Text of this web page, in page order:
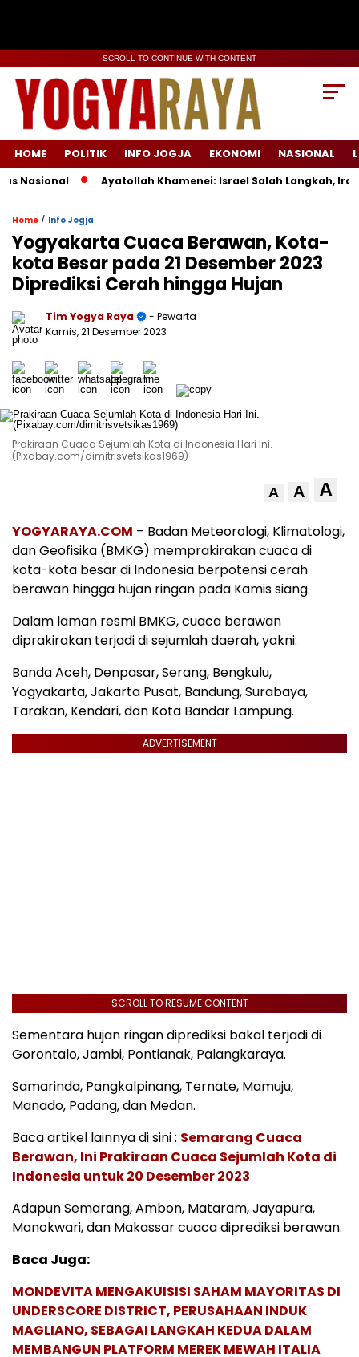
SCROLL TO CONTINUE WITH CONTENT
HOME POLITIK INFO JOGJA EKONOMI NASIONAL
Ayatollah Khamenei: Israel Salah Langkah, Iran
Home / Info Jogja
Yogyakarta Cuaca Berawan, Kota-
kota Besar pada 21 Desember 2023
Diprediksi Cerah hingga Hujan
Tim Yogya Raya
- Pewarta
Kamis, 21 Desember 2023
Prakiraan Cuaca Sejumlah Kota di Indonesia Hari Ini.
(Pixabay.com/dimitrisvetsikas1969)
A A A
YOGYARAYA.COM – Badan Meteorologi, Klimatologi,
dan Geofisika (BMKG) memprakirakan cuaca di
kota-kota besar di Indonesia berpotensi cerah
berawan hingga hujan ringan pada Kamis siang.
Dalam laman resmi BMKG, cuaca berawan
diprakirakan terjadi di sejumlah daerah, yakni:
Banda Aceh, Denpasar, Serang, Bengkulu,
Yogyakarta, Jakarta Pusat, Bandung, Surabaya,
Tarakan, Kendari, dan Kota Bandar Lampung.
ADVERTISEMENT
SCROLL TO RESUME CONTENT
Sementara hujan ringan diprediksi bakal terjadi di
Gorontalo, Jambi, Pontianak, Palangkaraya.
Samarinda, Pangkalpinang, Ternate, Mamuju,
Manado, Padang, dan Medan.
Baca artikel lainnya di sini : Semarang Cuaca
Berawan, Ini Prakiraan Cuaca Sejumlah Kota di
Indonesia untuk 20 Desember 2023
Adapun Semarang, Ambon, Mataram, Jayapura,
Manokwari, dan Makassar cuaca diprediksi berawan.
Baca Juga:
MONDEVITA MENGAKUISISI SAHAM MAYORITAS DI
UNDERSCORE DISTRICT, PERUSAHAAN INDUK
MAGLIANO, SEBAGAI LANGKAH KEDUA DALAM
MEMBANGUN PLATFORM MEREK MEWAH ITALIA